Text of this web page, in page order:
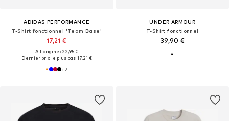
ADIDAS PERFORMANCE
T-Shirt fonctionnel 'Team Base'
17,21 €
À l'origine : 22,95 €
Dernier prix le plus bas :17,21 €
+7
UNDER ARMOUR
T-Shirt fonctionnel
39,90 €